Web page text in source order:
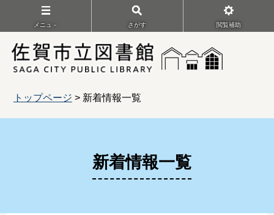
メニュ－ さがす 閲覧補助
トップページ > 新着情報一覧
新着情報一覧